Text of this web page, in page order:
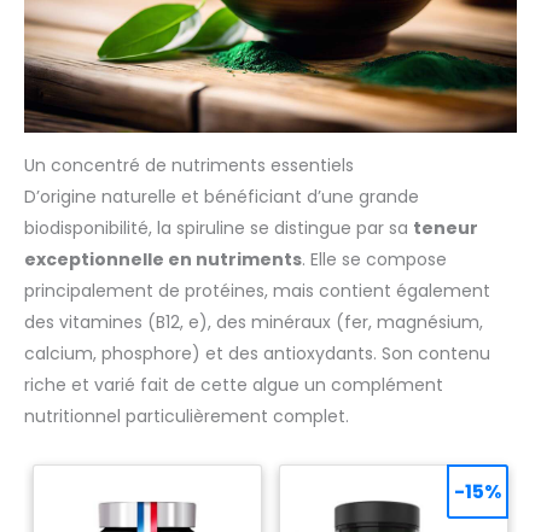
Un concentré de nutriments essentiels
D’origine naturelle et bénéficiant d’une grande
biodisponibilité, la spiruline se distingue par sa teneur
exceptionnelle en nutriments. Elle se compose
principalement de protéines, mais contient également
des vitamines (B12, e), des minéraux (fer, magnésium,
calcium, phosphore) et des antioxydants. Son contenu
riche et varié fait de cette algue un complément
nutritionnel particulièrement complet.
-15%